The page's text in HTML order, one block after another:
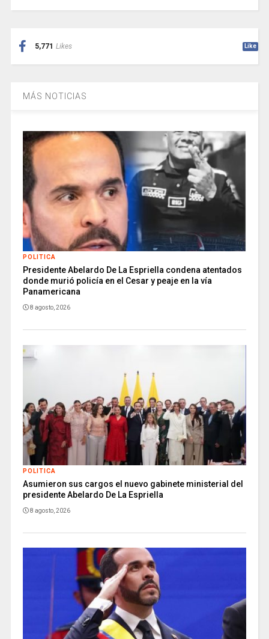
5,771 Likes Like
MÁS NOTICIAS
POLITICA
Presidente Abelardo De La Espriella condena atentados
donde murió policía en el Cesar y peaje en la vía
Panamericana
8 agosto, 2026
POLITICA
Asumieron sus cargos el nuevo gabinete ministerial del
presidente Abelardo De La Espriella
8 agosto, 2026